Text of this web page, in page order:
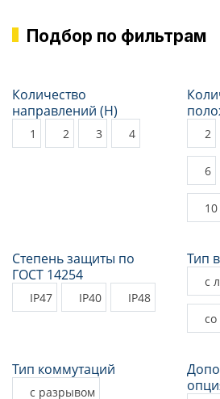
Подбор по фильтрам
Количество
направлений (Н)
1 2 3 4 2
6
10
Степень защиты по
ГОСТ 14254
IP47 IP40 IP48
Тип
с
Тип коммутаций
с разрывом